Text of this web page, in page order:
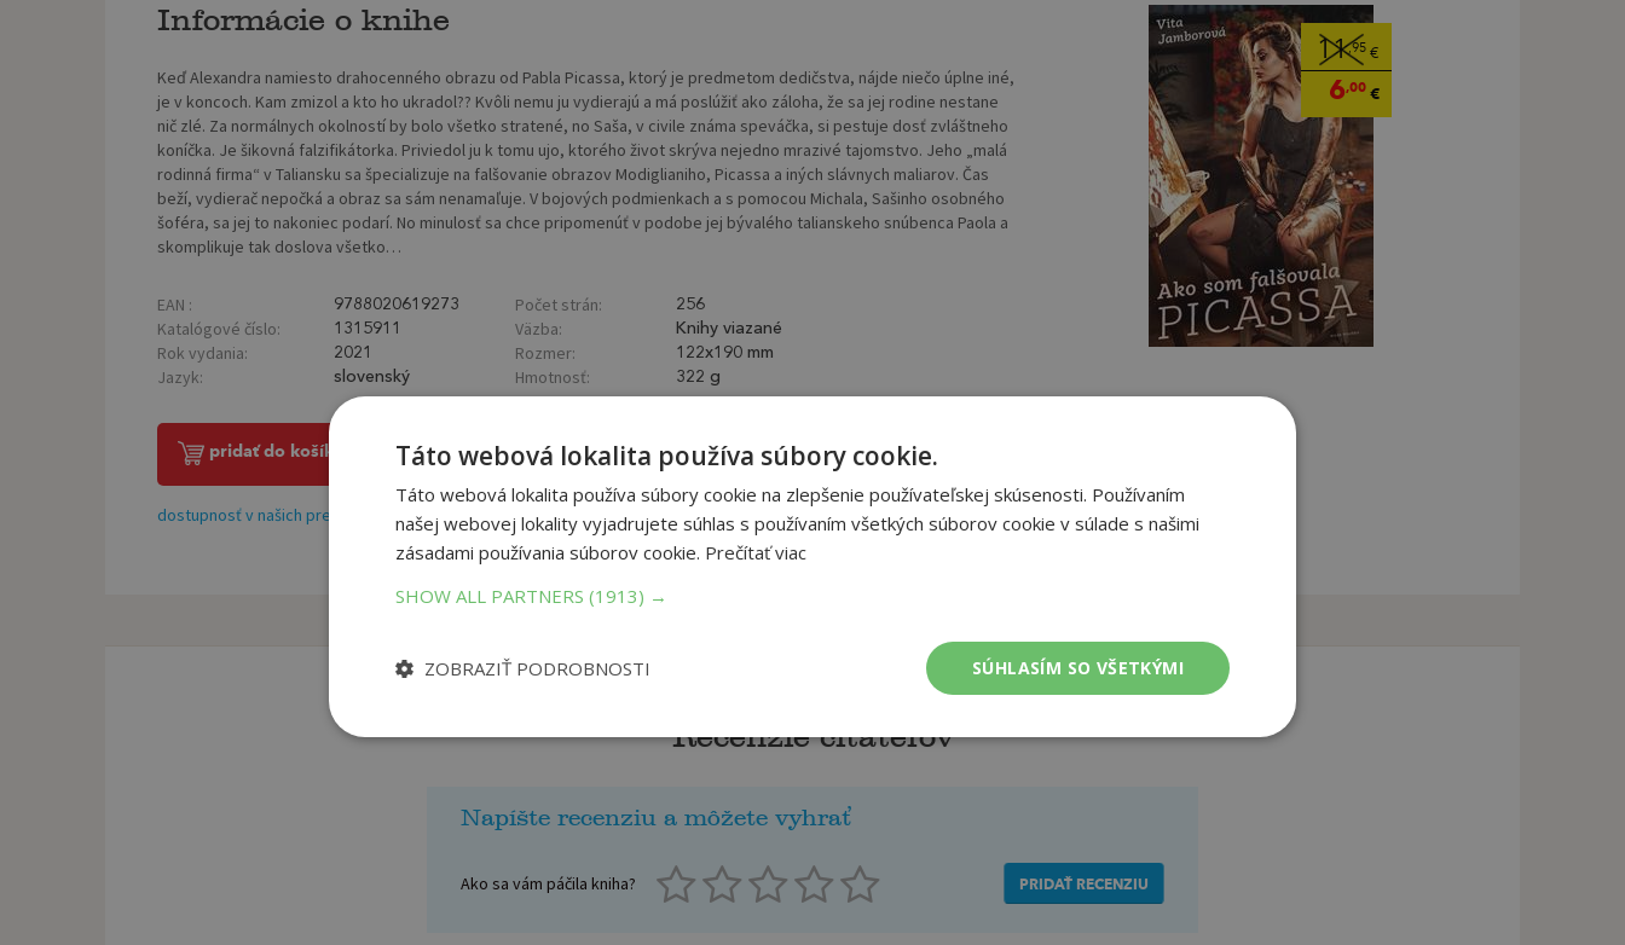
Informácie o knihe
Keď Alexandra namiesto drahocenného obrazu od Pabla Picassa, ktorý je predmetom dedičstva, nájde niečo úplne iné,
je v koncoch. Kam zmizol a kto ho ukradol?? Kvôli nemu ju vydierajú a má poslúžiť ako záloha, že sa jej rodine nestane
nič zlé. Za normálnych okolností by bolo všetko stratené, no Saša, v civile známa speváčka, si pestuje dosť zvláštneho
koníčka. Je šikovná falzifikátorka. Priviedol ju k tomu ujo, ktorého život skrýva nejedno mrazivé tajomstvo. Jeho „malá
rodinná firma“ v Taliansku sa špecializuje na falšovanie obrazov Modiglianiho, Picassa a iných slávnych maliarov. Čas
beží, vydierač nepočká a obraz sa sám nenamaľuje. V bojových podmienkach a s pomocou Michala, Sašinho osobného
šoféra, sa jej to nakoniec podarí. No minulosť sa chce pripomenúť v podobe jej bývalého talianskeho snúbenca Paola a
skomplikuje tak doslova všetko…
EAN : 9788020619273
Katalógové číslo: 1315911
Rok vydania: 2021
Jazyk: slovenský
Počet strán: 256
Väzba: Knihy viazané
Rozmer: 122x190 mm
Hmotnosť: 322 g
pridať do košíka
dostupnosť v našich predajniach
11,95€
6,00€
Recenzie čitateľov
Napíšte recenziu a môžete vyhrať
Ako sa vám páčila kniha? PRIDAŤ RECENZIU
Táto webová lokalita používa súbory cookie.
Táto webová lokalita používa súbory cookie na zlepšenie používateľskej skúsenosti. Používaním
našej webovej lokality vyjadrujete súhlas s používaním všetkých súborov cookie v súlade s našimi
zásadami používania súborov cookie. Prečítať viac
SHOW ALL PARTNERS (1913) →
SÚHLASÍM SO VŠETKÝMI
ZOBRAZIŤ PODROBNOSTI